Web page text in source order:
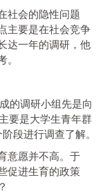
社会的隐性问题
主要是在社会竞争
达一年的调研，他
。
的调研小组先是向
要是大学生青年群
段进行调查了解。
意愿并不高。于
促进生育的政策